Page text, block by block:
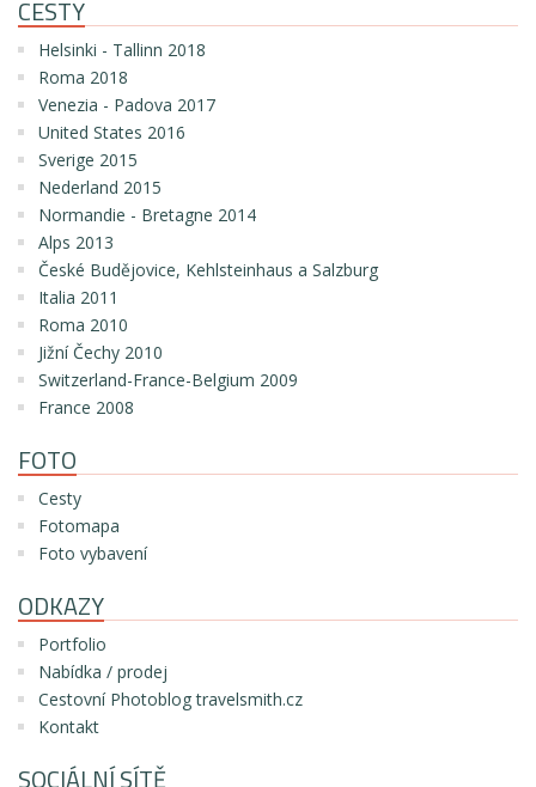
CESTY
Helsinki - Tallinn 2018
Roma 2018
Venezia - Padova 2017
United States 2016
Sverige 2015
Nederland 2015
Normandie - Bretagne 2014
Alps 2013
České Budějovice, Kehlsteinhaus a Salzburg
Italia 2011
Roma 2010
Jižní Čechy 2010
Switzerland-France-Belgium 2009
France 2008
FOTO
Cesty
Fotomapa
Foto vybavení
ODKAZY
Portfolio
Nabídka / prodej
Cestovní Photoblog travelsmith.cz
Kontakt
SOCIÁLNÍ SÍTĚ